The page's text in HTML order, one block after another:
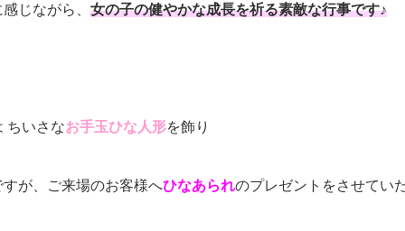
じながら、 女の子の健やかな成長を祈る素敵な行事です♪
ちいさなお手玉ひな人形を飾り
が、ご来場のお客様へひなあられのプレゼントをさせてい